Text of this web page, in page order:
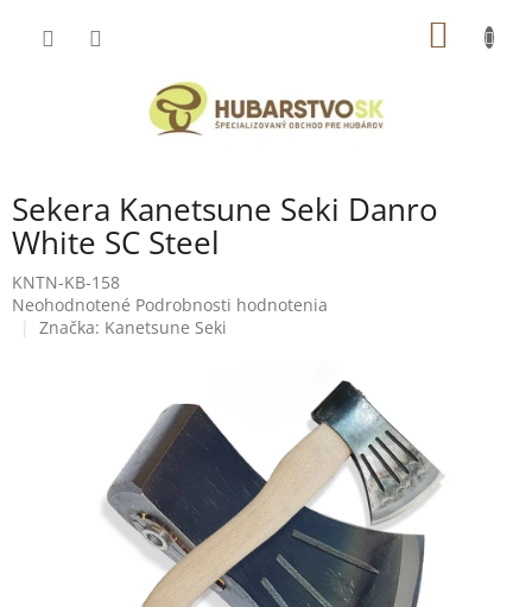
Sekera Kanetsune Seki Danro
White SC Steel
KNTN-KB-158
Priemerné
hodnotenie
Neohodnotené Podrobnosti hodnotenia
Značka: Kanetsune Seki